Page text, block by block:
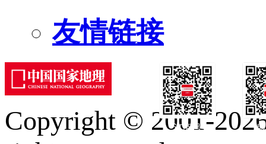
友情链接
订阅号
Copyright © 2001-